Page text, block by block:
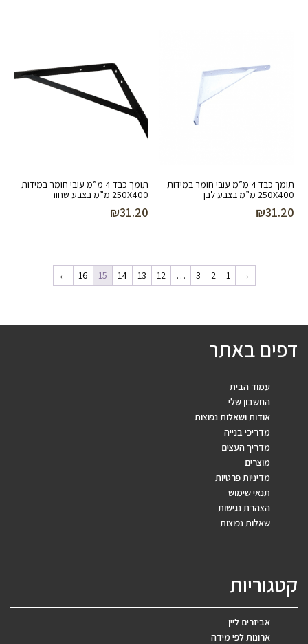
תומך כבד 4 מ”מ עובי חומר במידות
250X400 מ”מ בצבע לבן
₪31.20
תומך כבד 4 מ”מ עובי חומר במידות
250X400 מ”מ בצבע שחור
₪31.20
→
1
2
3
…
12
13
14
15
16
←
דפים באתר
עמוד הבית
החשבון שלי
אודות ושאלות נפוצות
מדריכי בנייה
מדריך העצים
מוצרים
מדיניות פרטיות
תנאי שימוש
הצהרת נגישות
שאלות נפוצות
קטגוריות
אביזרים ליין
ארונות לפי מידה